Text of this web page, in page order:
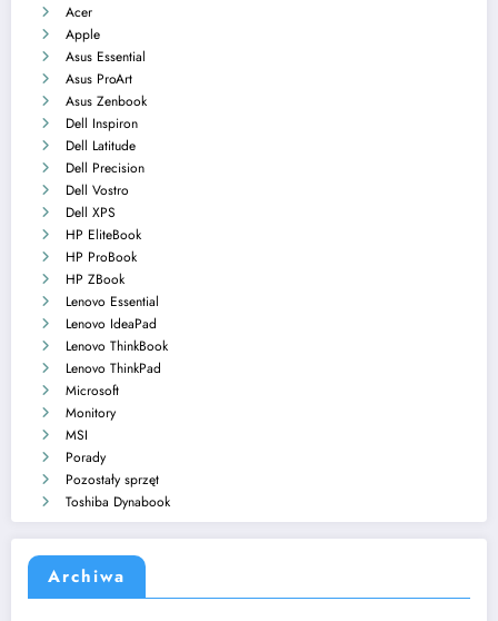
Acer
Apple
Asus Essential
Asus ProArt
Asus Zenbook
Dell Inspiron
Dell Latitude
Dell Precision
Dell Vostro
Dell XPS
HP EliteBook
HP ProBook
HP ZBook
Lenovo Essential
Lenovo IdeaPad
Lenovo ThinkBook
Lenovo ThinkPad
Microsoft
Monitory
MSI
Porady
Pozostały sprzęt
Toshiba Dynabook
Archiwa